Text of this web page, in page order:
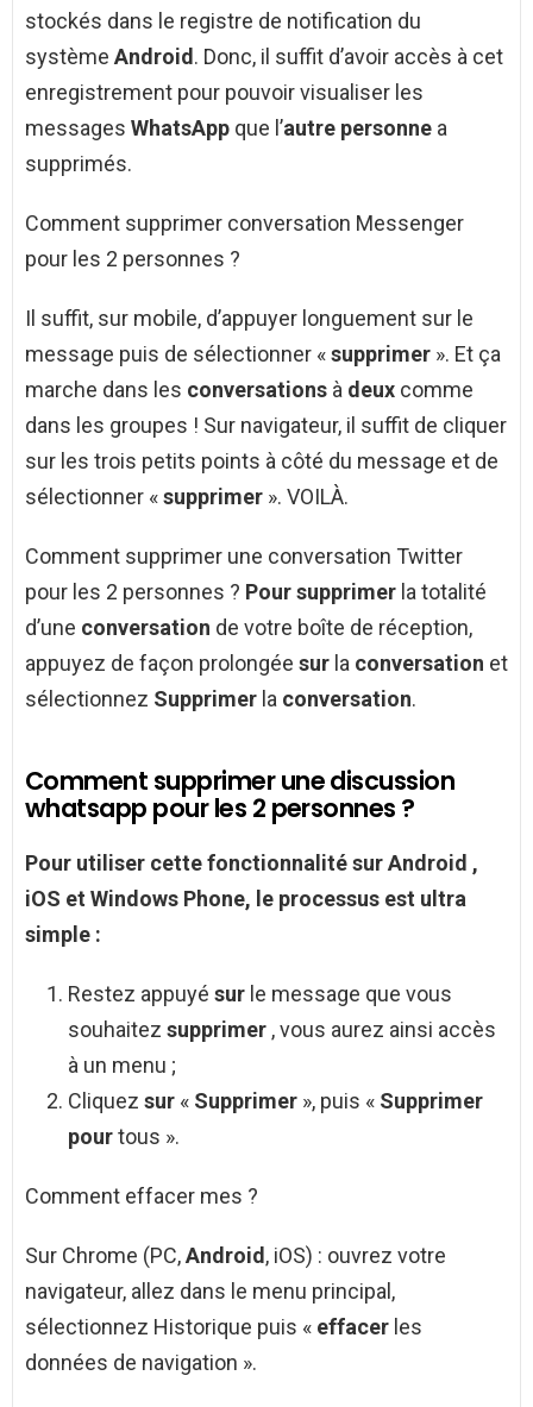
stockés dans le registre de notification du
système Android. Donc, il suffit d’avoir accès à cet
enregistrement pour pouvoir visualiser les
messages WhatsApp que l’autre personne a
supprimés.
Comment supprimer conversation Messenger
pour les 2 personnes ?
Il suffit, sur mobile, d’appuyer longuement sur le
message puis de sélectionner «supprimer ». Et ça
marche dans les conversations à deux comme
dans les groupes ! Sur navigateur, il suffit de cliquer
sur les trois petits points à côté du message et de
sélectionner «supprimer ». VOILÀ.
Comment supprimer une conversation Twitter
pour les 2 personnes ? Pour supprimer la totalité
d’une conversation de votre boîte de réception,
appuyez de façon prolongée sur la conversation et
sélectionnez Supprimer la conversation.
Comment supprimer une discussion
whatsapp pour les 2 personnes ?
Pour utiliser cette fonctionnalitésur Android ,
iOS et Windows Phone, le processus est ultra
simple :
Restez appuyé sur le message que vous
souhaitez supprimer , vous aurez ainsi accès
à un menu ;
Cliquez sur « Supprimer », puis « Supprimer
pourtous ».
Comment effacer mes ?
Sur Chrome (PC,Android, iOS) : ouvrez votre
navigateur, allez dans le menu principal,
sélectionnez Historique puis « effacer les
données de navigation ».